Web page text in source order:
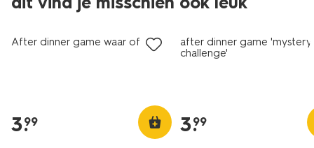
After dinner game waar of niet
3.
99
after dinner game 'mystery
challenge'
3.
99